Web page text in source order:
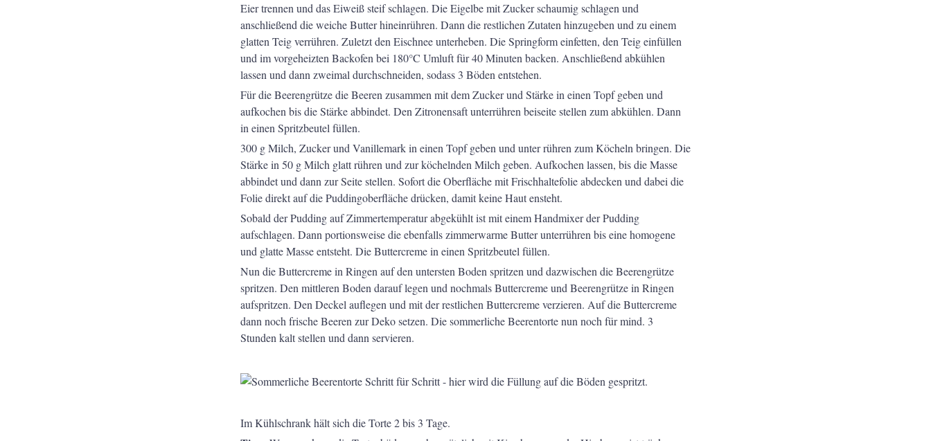
Eier trennen und das Eiweiß steif schlagen. Die Eigelbe mit Zucker schaumig schlagen und
anschließend die weiche Butter hineinrühren. Dann die restlichen Zutaten hinzugeben und zu einem
glatten Teig verrühren. Zuletzt den Eischnee unterheben. Die Springform einfetten, den Teig einfüllen
und im vorgeheizten Backofen bei 180°C Umluft für 40 Minuten backen. Anschließend abkühlen
lassen und dann zweimal durchschneiden, sodass 3 Böden entstehen.
Für die Beerengrütze die Beeren zusammen mit dem Zucker und Stärke in einen Topf geben und
aufkochen bis die Stärke abbindet. Den Zitronensaft unterrühren beiseite stellen zum abkühlen. Dann
in einen Spritzbeutel füllen.
300 g Milch, Zucker und Vanillemark in einen Topf geben und unter rühren zum Köcheln bringen. Die
Stärke in 50 g Milch glatt rühren und zur köchelnden Milch geben. Aufkochen lassen, bis die Masse
abbindet und dann zur Seite stellen. Sofort die Oberfläche mit Frischhaltefolie abdecken und dabei die
Folie direkt auf die Puddingoberfläche drücken, damit keine Haut ensteht.
Sobald der Pudding auf Zimmertemperatur abgekühlt ist mit einem Handmixer der Pudding
aufschlagen. Dann portionsweise die ebenfalls zimmerwarme Butter unterrühren bis eine homogene
und glatte Masse entsteht. Die Buttercreme in einen Spritzbeutel füllen.
Nun die Buttercreme in Ringen auf den untersten Boden spritzen und dazwischen die Beerengrütze
spritzen. Den mittleren Boden darauf legen und nochmals Buttercreme und Beerengrütze in Ringen
aufspritzen. Den Deckel auflegen und mit der restlichen Buttercreme verzieren. Auf die Buttercreme
dann noch frische Beeren zur Deko setzen. Die sommerliche Beerentorte nun noch für mind. 3
Stunden kalt stellen und dann servieren.
Im Kühlschrank hält sich die Torte 2 bis 3 Tage.